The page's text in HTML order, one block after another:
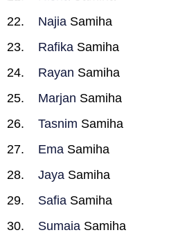
Najia Samiha
Rafika Samiha
Rayan Samiha
Marjan Samiha
Tasnim Samiha
Ema Samiha
Jaya Samiha
Safia Samiha
Sumaia Samiha